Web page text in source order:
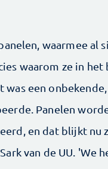
waarmee al
waarom ze in het
een
Panelen
en dat blijkt nu
van de UU. 'We